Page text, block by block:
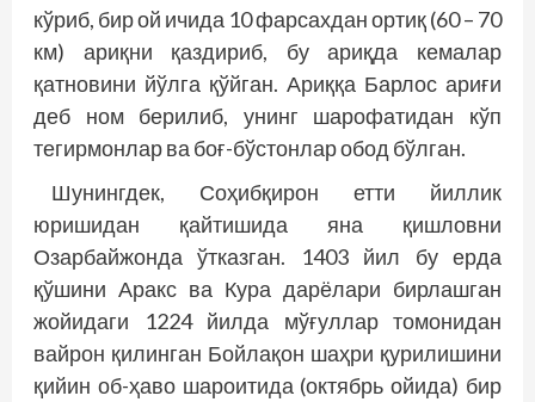
кўриб, бир ой ичида 10 фарсахдан ортиқ (60 – 70
км) ариқни қаздириб, бу ариқда кемалар
қатновини йўлга қўйган. Ариққа Барлос ариғи
деб ном берилиб, унинг шарофатидан кўп
тегирмонлар ва боғ-бўстонлар обод бўлган.
Шунингдек, Соҳибқирон етти йиллик
юришидан қайтишида яна қишловни
Озарбайжонда ўтказган. 1403 йил бу ерда
қўшини Аракс ва Кура дарёлари бирлашган
жойидаги 1224 йилда мўғуллар томонидан
вайрон қилинган Бойлақон шаҳри қурилишини
қийин об-ҳаво шароитида (октябрь ойида) бир